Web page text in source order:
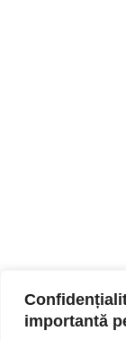
importantă